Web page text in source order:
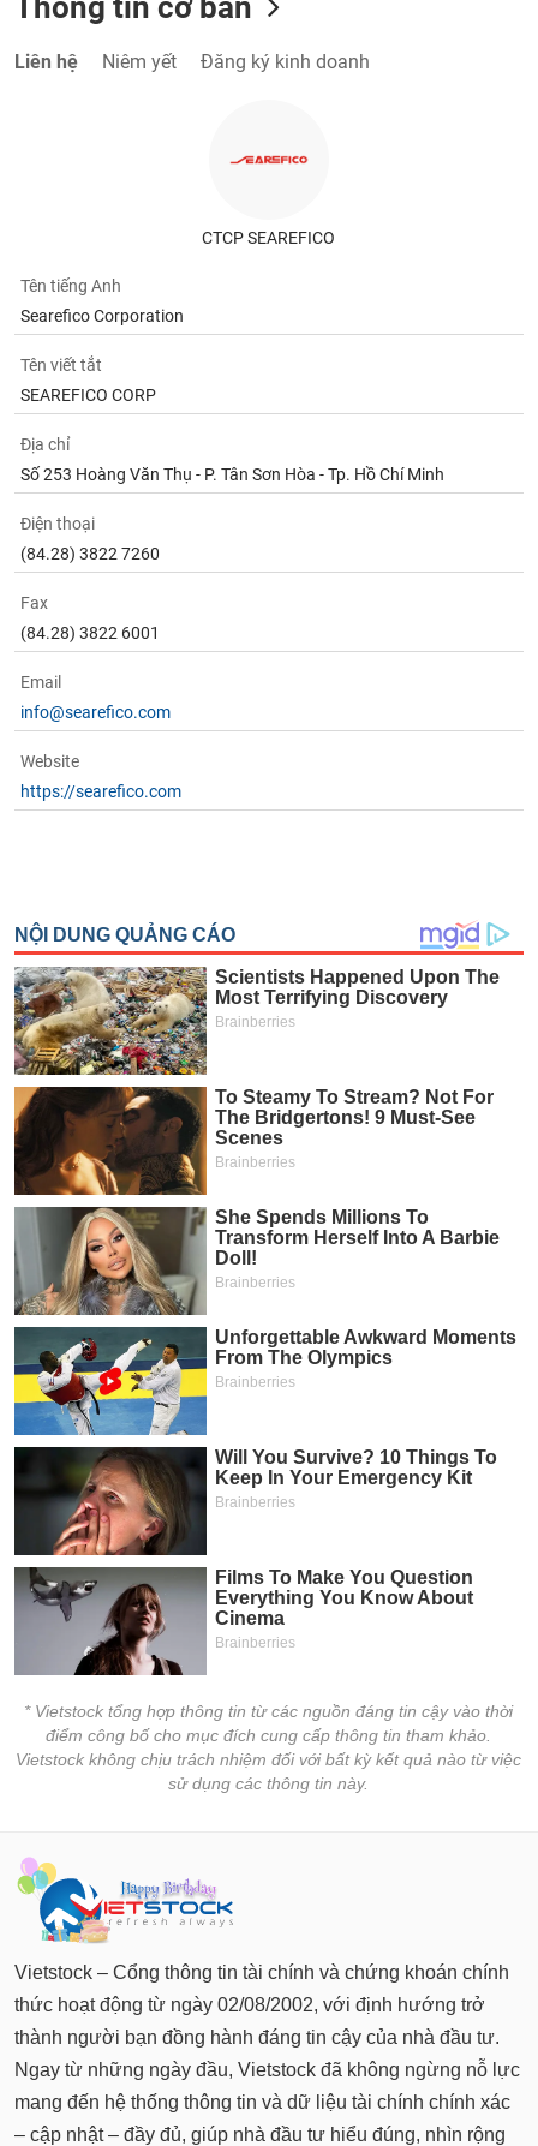
Thông tin cơ bản
Liên hệ Niêm yết Đăng ký kinh doanh
CTCP SEAREFICO
Tên tiếng Anh
Searefico Corporation
Tên viết tắt
SEAREFICO CORP
Địa chỉ
Số 253 Hoàng Văn Thụ - P. Tân Sơn Hòa - Tp. Hồ Chí Minh
Điện thoại
(84.28) 3822 7260
Fax
(84.28) 3822 6001
Email
info@searefico.com
Website
https://searefico.com
* Vietstock tổng hợp thông tin từ các nguồn đáng tin cậy vào thời
điểm công bố cho mục đích cung cấp thông tin tham khảo.
Vietstock không chịu trách nhiệm đối với bất kỳ kết quả nào từ việc
sử dụng các thông tin này.
Vietstock – Cổng thông tin tài chính và chứng khoán chính
thức hoạt động từ ngày 02/08/2002, với định hướng trở
thành người bạn đồng hành đáng tin cậy của nhà đầu tư.
Ngay từ những ngày đầu, Vietstock đã không ngừng nỗ lực
mang đến hệ thống thông tin và dữ liệu tài chính chính xác
– cập nhật – đầy đủ, giúp nhà đầu tư hiểu đúng, nhìn rộng